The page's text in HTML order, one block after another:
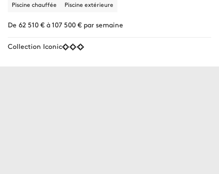
Piscine chauffée Piscine extérieure
De 62 510 € à 107 500 € par semaine
Collection Iconic